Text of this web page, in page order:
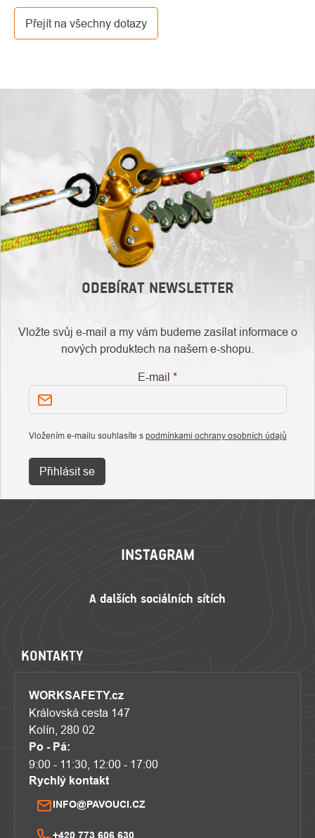
dopravce.
Přejít na všechny dotazy
ODEBÍRAT NEWSLETTER
Vložte svůj e-mail a my vám budeme zasílat informace o
nových produktech na našem e-shopu.
E-mail
Vložením e-mailu souhlasíte s podmínkami ochrany osobních údajů
Přihlásit se
INSTAGRAM
KONTAKTY
WORKSAFETY.cz
Královská cesta 147
Kolín, 280 02
Po - Pá:
9:00 - 11:30, 12:00 - 17:00
Rychlý kontakt
INFO@PAVOUCI.CZ
+420 773 606 630